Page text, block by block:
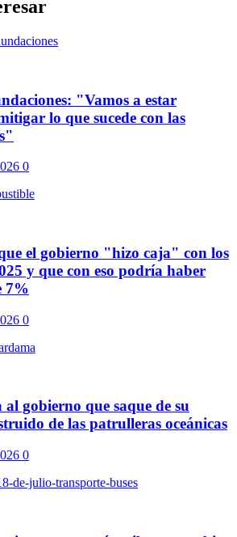
"Vamos a estar
lo que sucede con las
0
el gobierno "hizo caja" con los
y que con eso podría haber
7%
0
gobierno que saque de su
de las patrulleras oceánicas
0